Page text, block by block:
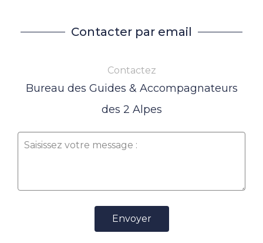
Contacter par email
Contactez
Bureau des Guides & Accompagnateurs
des 2 Alpes
Envoyer